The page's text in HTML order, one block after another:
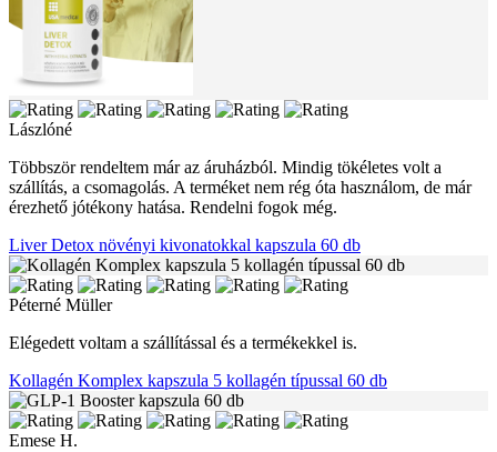
Lászlóné
Többször rendeltem már az áruházból. Mindig tökéletes volt a
szállítás, a csomagolás. A terméket nem rég óta használom, de már
érezhető jótékony hatása. Rendelni fogok még.
Liver Detox növényi kivonatokkal kapszula 60 db
Péterné Müller
Elégedett voltam a szállítással és a termékekkel is.
Kollagén Komplex kapszula 5 kollagén típussal 60 db
Emese H.